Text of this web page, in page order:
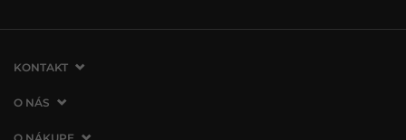
KONTAKT
VERMONT Services Slovakia s. r. o.
O NÁS